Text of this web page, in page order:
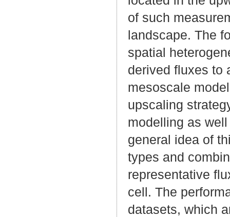
of such
landscape. The
spatial
derived fluxes to
mesoscale
upscaling
modelling as
general idea of
types and
representative
cell. The
datasets, which